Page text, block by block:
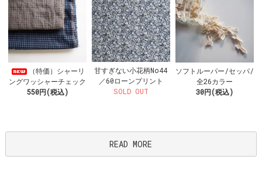
（特価）シャーリ
ングワッシャーチェック
550円(税込)
甘すぎない小花柄No44
／60ローンプリント
SOLD OUT
ソフトルーパー/セッパ/
全26カラー
30円(税込)
READ MORE